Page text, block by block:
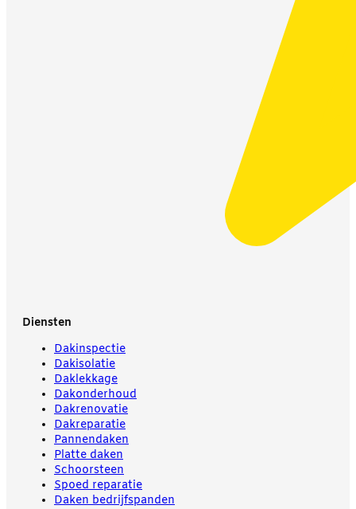
Diensten
Dakinspectie
Dakisolatie
Daklekkage
Dakonderhoud
Dakrenovatie
Dakreparatie
Pannendaken
Platte daken
Schoorsteen
Spoed reparatie
Daken bedrijfspanden